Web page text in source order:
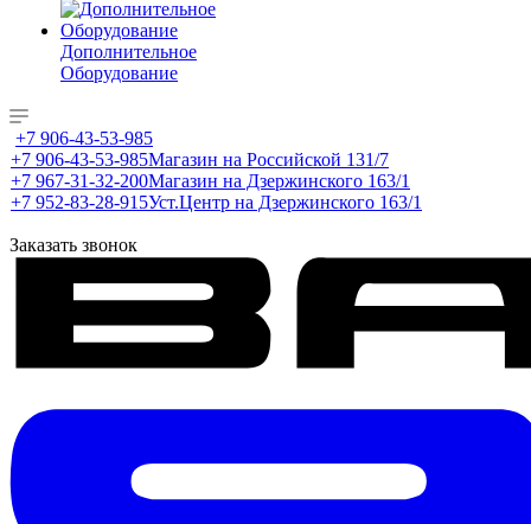
Дополнительное
Оборудование
+7 906-43-53-985
+7 906-43-53-985Магазин на Российской 131/7
+7 967-31-32-200Магазин на Дзержинского 163/1
+7 952-83-28-915Уст.Центр на Дзержинского 163/1
Заказать звонок